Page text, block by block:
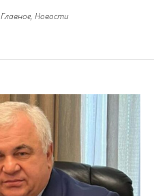
Главное, Новости